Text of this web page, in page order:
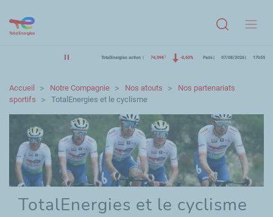
TotalEnergies action 74,09€ -0,60% Paris 07/08/2026 17h55
Accueil Notre Compagnie Nos atouts
Nos partenariats
sportifs
TotalEnergies et le cyclisme
TotalEnergies et le cyclisme